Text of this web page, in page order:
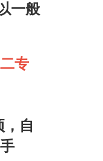
一般
专
自